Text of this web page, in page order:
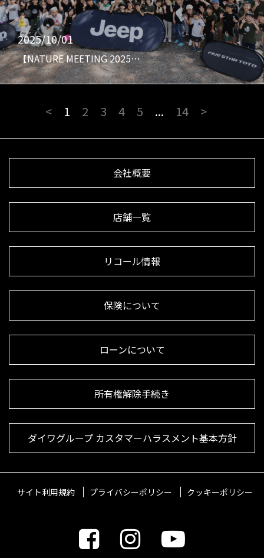
2025/10/01
【NATURE MEETING 2025…
< 1 2 3 4 5 ... 14 >
会社概要
店舗一覧
リコール情報
保険について
ローンについて
所有権解除手続き
ダイワグループ カスタマーハラスメント基本方針
サイト利用規約 プライバシーポリシー クッキーポリシー